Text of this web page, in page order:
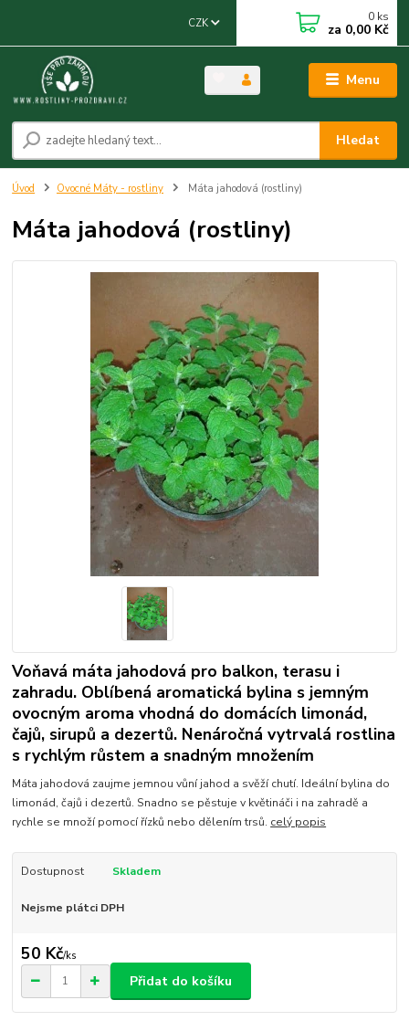
Menu
CZK
Hledat
0 ks
za 0,00 Kč
Úvod Ovocné Máty - rostliny Máta jahodová (rostliny)
Máta jahodová (rostliny)
Voňavá máta jahodová pro balkon, terasu i
zahradu. Oblíbená aromatická bylina s jemným
ovocným aroma vhodná do domácích limonád,
čajů, sirupů a dezertů. Nenáročná vytrvalá rostlina
s rychlým růstem a snadným množením
Máta jahodová zaujme jemnou vůní jahod a svěží chutí. Ideální bylina do
limonád, čajů i dezertů. Snadno se pěstuje v květináči i na zahradě a
rychle se množí pomocí řízků nebo dělením trsů. celý popis
Dostupnost Skladem
Nejsme plátci DPH
50 Kč/ks
Přidat do košíku